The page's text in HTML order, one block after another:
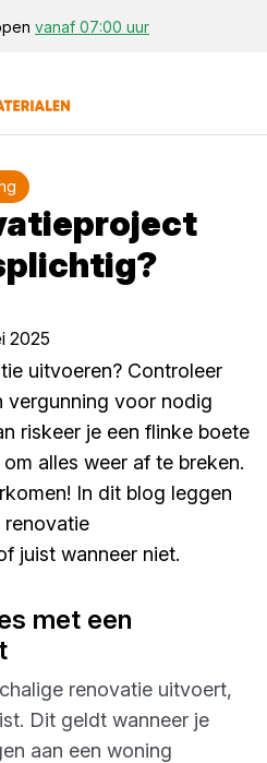
vanaf 07:00 uur
2025
uitvoeren? Controleer
vergunning voor nodig
riskeer je een flinke boete
alles weer af te breken.
In dit blog leggen
renovatie
juist wanneer niet.
met een
renovatie uitvoert,
Dit geldt wanneer je
aan een woning